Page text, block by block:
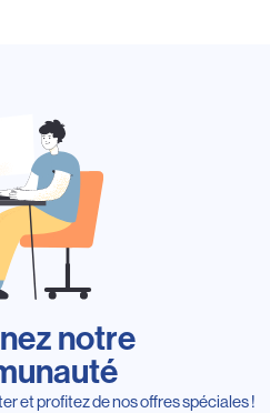
notre
et profitez de nos offres spéciales !